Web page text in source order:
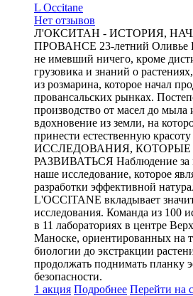
L Occitane
Нет отзывов
Л'ОКСИТАН - ИСТОРИЯ,
ПРОВАНСЕ 23-летний Оливье
не имевший ничего, кроме
грузовика и знаний о
из розмарина, которое начал
провансальских рынках.
производство от масел до мыла
вдохновение из земли, на
принести естественную
ИССЛЕДОВАНИЯ,
РАЗВИВАТЬСЯ Наблюдение за
наше исследование, которое
разработки эффективной
L'OCCITANE вкладывает
исследования. Команда из 100
в 11 лабораториях в центре
Маноске, ориентированных на
биологии до экстракции
продолжать поднимать планку
безопасности.
1 акция Подробнее Перейти на